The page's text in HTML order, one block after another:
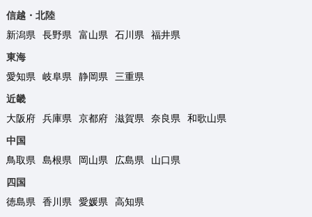
信越・北陸
新潟県
長野県 富山県 石川県
福井県
東海
愛知県
岐阜県 静岡県
三重県
近畿
大阪府
兵庫県 京都府 滋賀県 奈良県
和歌山県
中国
鳥取県
島根県 岡山県 広島県
山口県
四国
徳島県
香川県 愛媛県
高知県